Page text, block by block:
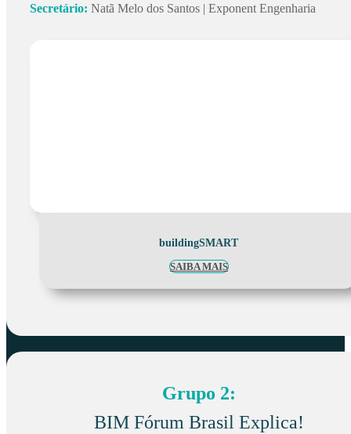
Secretário: Natã Melo dos Santos | Exponent Engenharia
buildingSMART
SAIBA MAIS
Grupo 2:
BIM Fórum Brasil Explica!